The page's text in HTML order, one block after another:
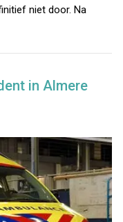
niet door. Na
in Almere